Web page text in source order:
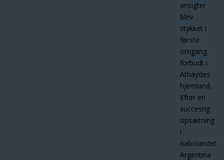
ansigter
blev
stykket i
første
omgang
forbudt i
Athaydes
hjemland.
Efter en
succesrig
opsætning
i
nabolandet
Argentina